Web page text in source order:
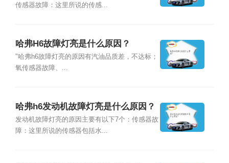
传感器故障：这里所说的传感...
哈弗H6故障灯亮是什么原因？
"哈弗h6故障灯亮的原因有汽油品质差，不达标；
氧传感器故障、...
哈弗h6发动机故障灯亮是什么原因？
发动机故障灯亮的原因主要有以下7个：传感器故
障：这里所说的传感器包括水...